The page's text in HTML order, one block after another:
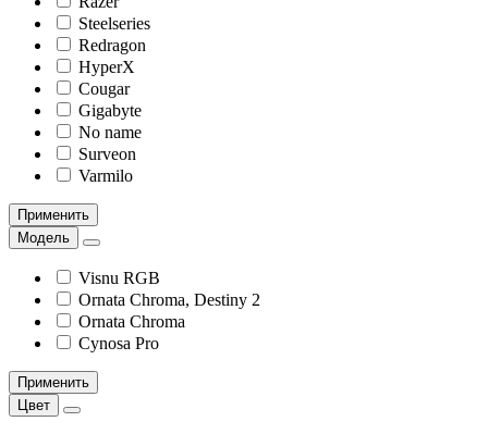
Steelseries
Redragon
HyperX
Cougar
Gigabyte
No name
Surveon
Varmilo
Применить
Модель
Visnu RGB
Ornata Chroma, Destiny 2
Ornata Chroma
Cynosa Pro
Применить
Цвет